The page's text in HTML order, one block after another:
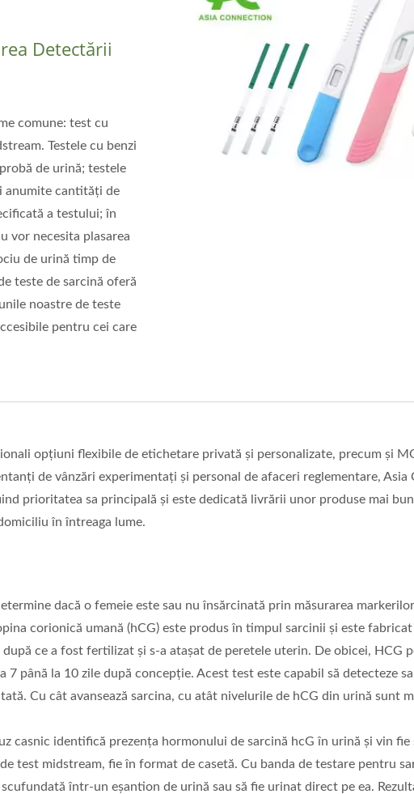
Detectării
comune: test cu
Testele cu benzi
de urină; testele
anumite cantități de
a testului; în
vor necesita plasarea
de urină timp de
teste de sarcină oferă
noastre de teste
pentru cei care
opțiuni flexibile de etichetare privată și personalizate, precum și
de vânzări experimentați și personal de afaceri reglementare, Asia
prioritatea sa principală și este dedicată livrării unor produse mai
în întreaga lume.
dacă o femeie este sau nu însărcinată prin măsurarea
corionică umană (hCG) este produs în timpul sarcinii și este
ce a fost fertilizat și s-a atașat de peretele uterin. De obicei, HCG
7 până la 10 zile după concepție. Acest test este capabil să detecteze
Cu cât avansează sarcina, cu atât nivelurile de hCG din urină sunt
casnic identifică prezența hormonului de sarcină hcG în urină și vin fie
test midstream, fie în format de casetă. Cu banda de testare pentru
într-un eșantion de urină sau să fie urinat direct pe ea.